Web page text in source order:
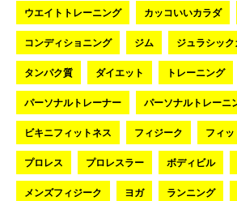
ウエイトトレーニング カッコいいカラダ
コンディショニング ジム ジュラシッ
タンパク質 ダイエット トレーニング
パーソナルトレーナー パーソナルトレーニ
ビキニフィットネス フィジーク フィ
プロレス プロレスラー ボディビル
メンズフィジーク ヨガ ランニング